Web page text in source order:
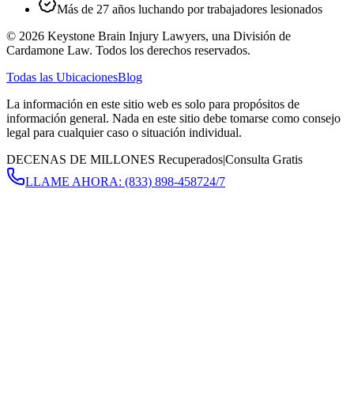
Más de 27 años luchando por trabajadores lesionados
© 2026 Keystone Brain Injury Lawyers, una División de
Cardamone Law. Todos los derechos reservados.
Todas las UbicacionesBlog
La información en este sitio web es solo para propósitos de
información general. Nada en este sitio debe tomarse como consejo
legal para cualquier caso o situación individual.
DECENAS DE MILLONES Recuperados|Consulta Gratis
LLAME AHORA: (833) 898-458724/7